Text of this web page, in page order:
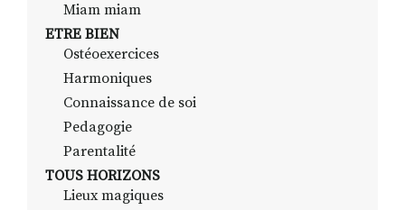
Miam miam
ETRE BIEN
Ostéoexercices
Harmoniques
Connaissance de soi
Pedagogie
Parentalité
TOUS HORIZONS
Lieux magiques